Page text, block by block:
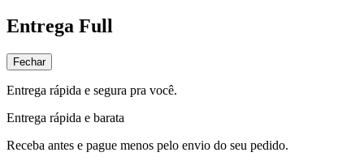
Entrega Full
Fechar
Entrega rápida e segura pra você.
Entrega rápida e barata
Receba antes e pague menos pelo envio do seu pedido.